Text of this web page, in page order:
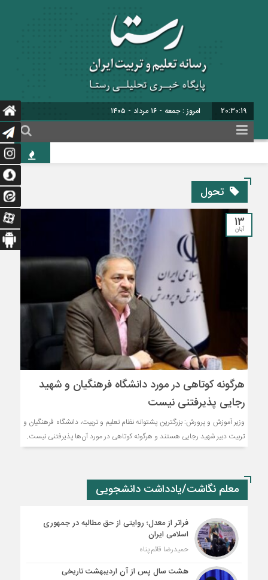
20:30:19 امروز : جمعه - ۱۶ مرداد - ۱۴۰۵
تحول
13
آبان
هرگونه کوتاهی در مورد دانشگاه فرهنگیان و شهید
رجایی پذیرفتنی نیست
وزیر آموزش و پرورش: بزرگترین پشتوانه نظام تعلیم و تربیت، دانشگاه فرهنگیان و
تربیت دبیر شهید رجایی هستند و هرگونه کوتاهی‌ در مورد آن‌ها پذیرفتنی نیست.
معلم نگاشت/یادداشت دانشجویی
فراتر از معدل؛ روایتی از حق مطالبه در جمهوری
اسلامی ایران
حمیدرضا قائم پناه
هشت سال پس از آن اردیبهشت تاریخی